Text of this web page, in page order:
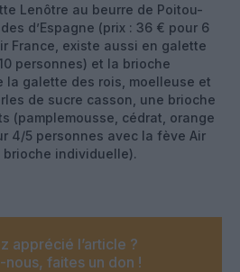
Lenôtre au beurre de Poitou-
d’Espagne (prix : 36 € pour 6
France, existe aussi en galette
personnes) et la brioche
la galette des rois, moelleuse et
de sucre casson, une brioche
(pamplemousse, cédrat, orange
4/5 personnes avec la fève Air
individuelle).
apprécié l’article ?
nous, faites un don !